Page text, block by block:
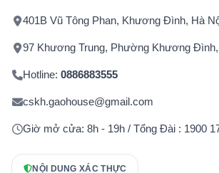
401B Vũ Tông Phan, Khương Đình, Hà
97 Khương Trung, Phường Khương
Hotline: 0886883555
cskh.gaohouse@gmail.com
Giờ mở cửa: 8h - 19h / Tổng Đài : 1900
NỘI DUNG XÁC THỰC